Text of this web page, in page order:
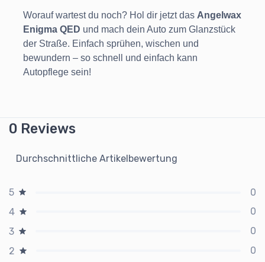
Worauf wartest du noch? Hol dir jetzt das Angelwax
Enigma QED und mach dein Auto zum Glanzstück
der Straße. Einfach sprühen, wischen und
bewundern – so schnell und einfach kann
Autopflege sein!
0 Reviews
Durchschnittliche Artikelbewertung
5
0
4
0
3
0
2
0